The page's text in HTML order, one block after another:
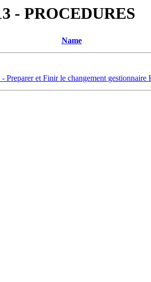
- PROCEDURES
Name
Preparer et Finir le changement gestionnaire